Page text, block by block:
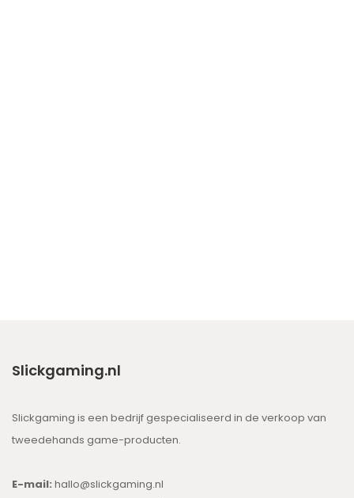
Slickgaming.nl
Slickgaming is een bedrijf gespecialiseerd in de verkoop van
tweedehands game-producten.
E-mail: hallo@slickgaming.nl